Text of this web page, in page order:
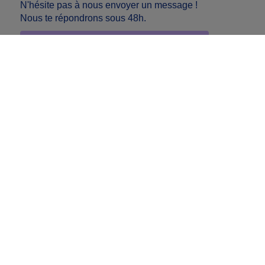
N'hésite pas à nous envoyer un message !
Nous te répondrons sous 48h.